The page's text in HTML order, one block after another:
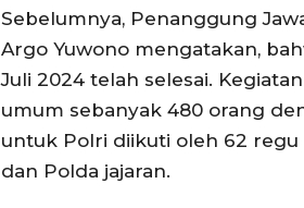
Sebelumnya, Penanggung
Argo Yuwono mengatakan,
Juli 2024 telah selesai.
umum sebanyak 480 orang
untuk Polri diikuti oleh 62
dan Polda jajaran.